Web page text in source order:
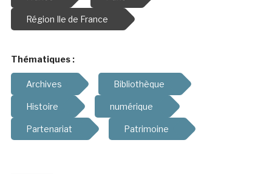
Région Ile de France
Thématiques :
Archives Bibliothèque
Histoire numérique
Partenariat Patrimoine